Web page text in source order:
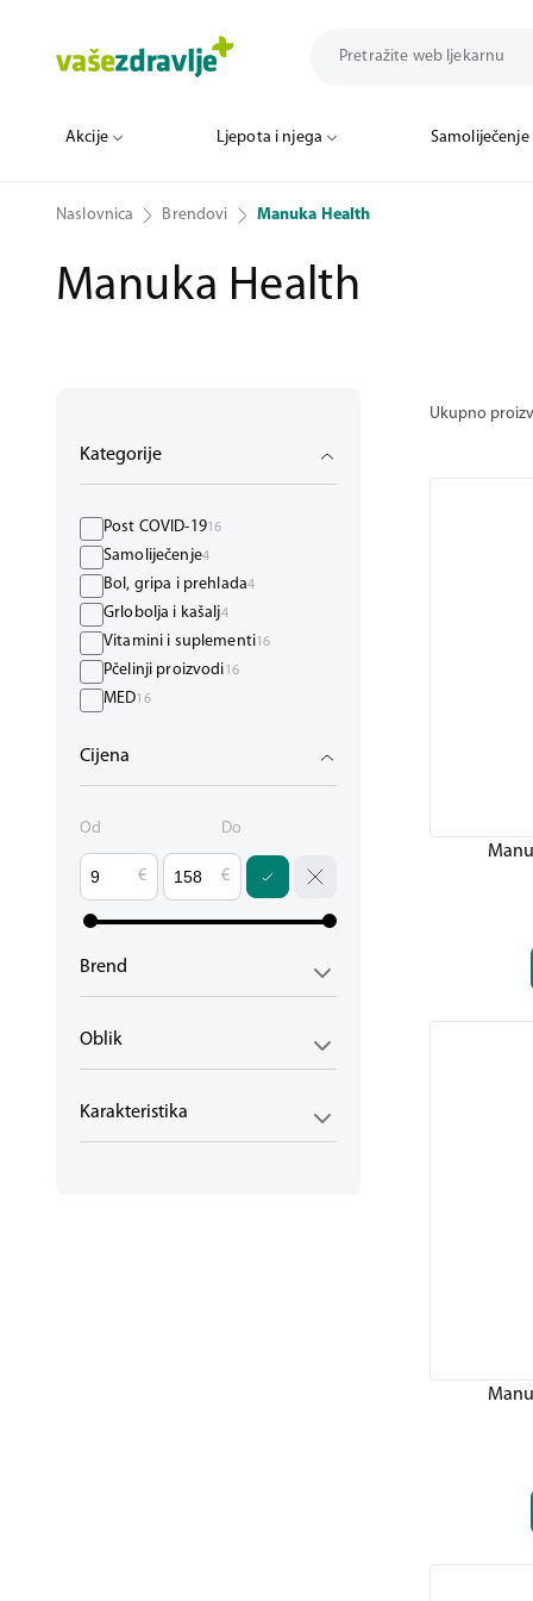
Akcije Ljepota i njega Samoliječenje
Naslovnica Brendovi Manuka Health
Manuka Health
Kategorije
Post COVID-1916
Samoliječenje4
Bol, gripa i prehlada4
Grlobolja i kašalj4
Vitamini i suplementi16
Pčelinji proizvodi16
MED16
Cijena
Od Do
€ €
Brend
Oblik
Karakteristika
Ukupno